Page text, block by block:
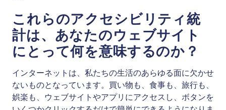
これらのアクセシビリティ統
計は、あなたのウェブサイト
にとって何を意味するのか？
インターネットは、私たちの生活のあらゆる面に欠かせ
ないものとなっています。買い物も、食事も、旅行も、
娯楽も、ウェブサイトやアプリにアクセスし、ボタンを